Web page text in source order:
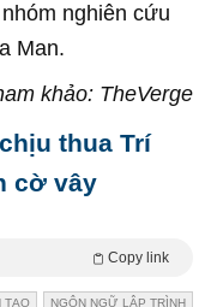
nghiên cứu
Man.
khảo: TheVerge
thua Trí
cờ vây
Copy link
TẠO NGÔN NGỮ LẬP TRÌNH